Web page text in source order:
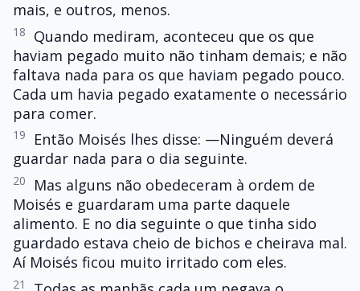
mais, e outros, menos.
18
Quando mediram, aconteceu que os que
haviam pegado muito não tinham demais; e não
faltava nada para os que haviam pegado pouco.
Cada um havia pegado exatamente o necessário
para comer.
19
Então Moisés lhes disse: —Ninguém deverá
guardar nada para o dia seguinte.
20
Mas alguns não obedeceram à ordem de
Moisés e guardaram uma parte daquele
alimento. E no dia seguinte o que tinha sido
guardado estava cheio de bichos e cheirava mal.
Aí Moisés ficou muito irritado com eles.
21